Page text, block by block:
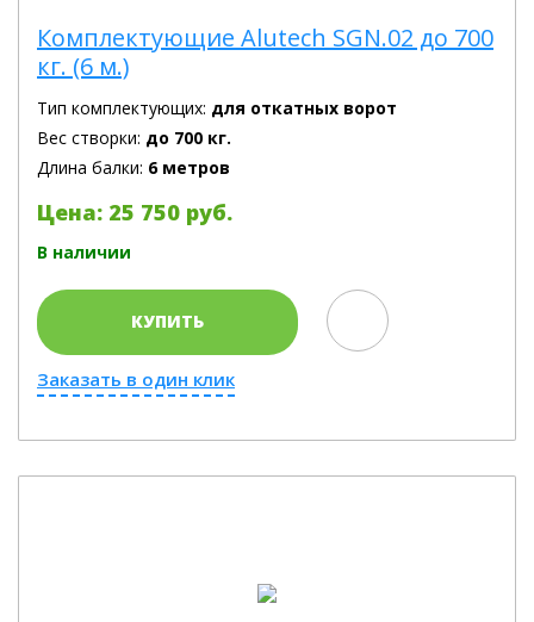
Комплектующие Alutech SGN.02 до 700
кг. (6 м.)
Тип комплектующих: для откатных ворот
Вес створки: до 700 кг.
Длина балки: 6 метров
Цена: 25 750 руб.
В наличии
КУПИТЬ
Заказать в один клик